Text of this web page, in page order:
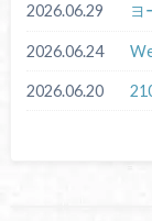
2026.06.29 ヨ
2026.06.24
2026.06.20